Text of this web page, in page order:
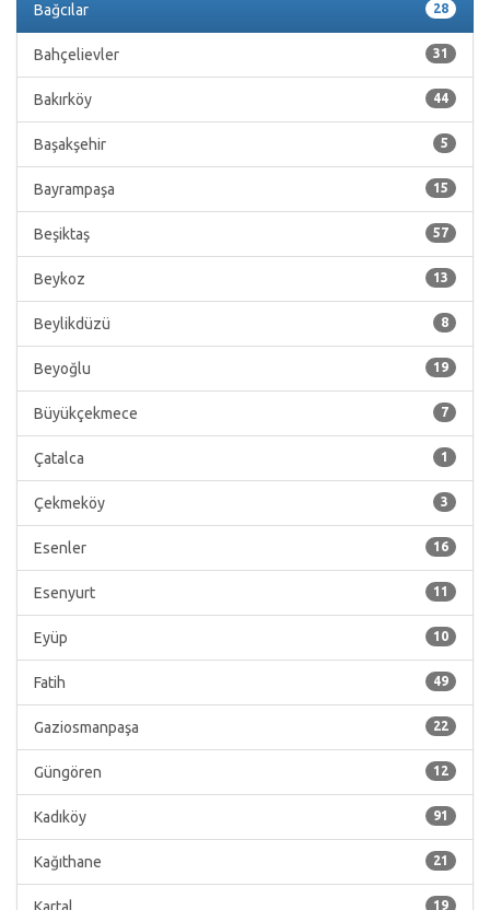
28
Bağcılar
31
Bahçelievler
44
Bakırköy
5
Başakşehir
15
Bayrampaşa
57
Beşiktaş
13
Beykoz
8
Beylikdüzü
19
Beyoğlu
7
Büyükçekmece
1
Çatalca
3
Çekmeköy
16
Esenler
11
Esenyurt
10
Eyüp
49
Fatih
22
Gaziosmanpaşa
12
Güngören
91
Kadıköy
21
Kağıthane
19